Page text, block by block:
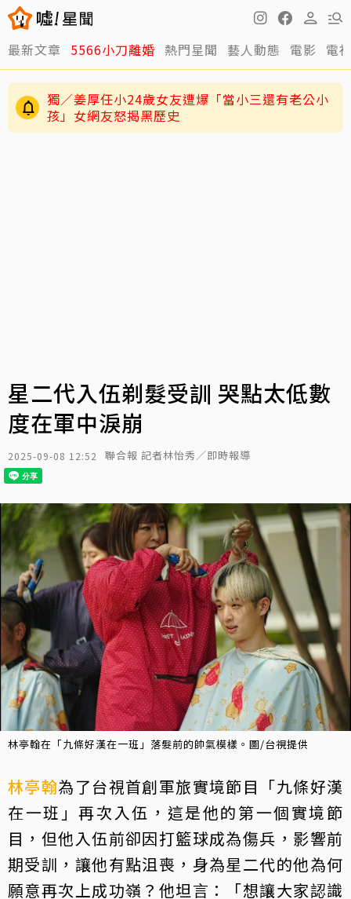
最新文章 5566小刀離婚 熱門星聞 藝人動態 電影 電
獨／姜厚任小24歲女友遭爆「當小三還有老公小
孩」女網友怒揭黑歷史
星二代入伍剃髮受訓 哭點太低數
度在軍中淚崩
2025-09-08 12:52 聯合報 記者林怡秀／即時報導
林亭翰在「九條好漢在一班」落髮前的帥氣模樣。圖/台視提供
林亭翰為了台視首創軍旅實境節目「九條好漢
在一班」再次入伍，這是他的第一個實境節
目，但他入伍前卻因打籃球成為傷兵，影響前
期受訓，讓他有點沮喪，身為星二代的他為何
願意再次上成功嶺？他坦言：「想讓大家認識